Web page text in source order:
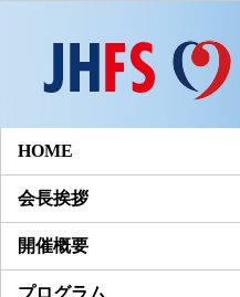
HOME
会長挨拶
開催概要
プログラム